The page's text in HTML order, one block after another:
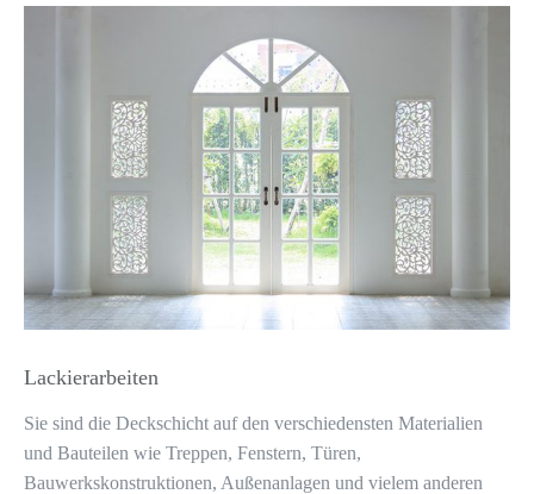
Lackierarbeiten
Sie sind die Deckschicht auf den verschiedensten Materialien
und Bauteilen wie Treppen, Fenstern, Türen,
Bauwerkskonstruktionen, Außenanlagen und vielem anderen